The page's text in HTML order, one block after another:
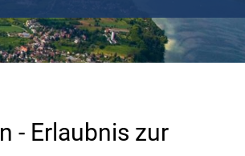
- Erlaubnis zur